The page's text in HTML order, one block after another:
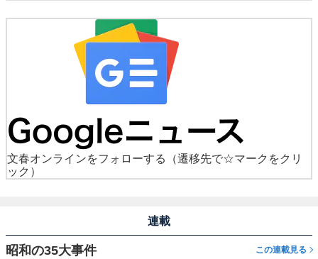
文春オンラインをフォローする
（遷移先で☆マークをクリ
ック）
連載
昭和の35大事件 この連載見る